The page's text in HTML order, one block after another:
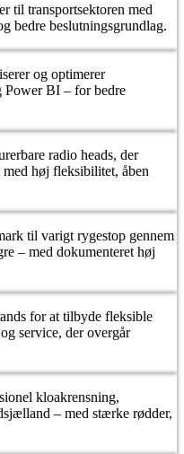
til transportsektoren med
bedre beslutningsgrundlag.
og optimerer
Power BI – for bedre
radio heads, der
høj fleksibilitet, åben
til varigt rygestop gennem
– med dokumenteret høj
for at tilbyde fleksible
service, der overgår
kloakrensning,
– med stærke rødder,